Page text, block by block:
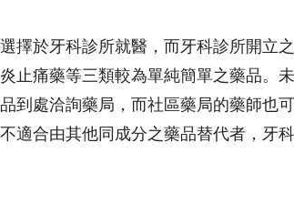
擇於牙科診所就醫，而牙科診所開立
止痛藥等三類較為單純簡單之藥品。
到處洽詢藥局，而社區藥局的藥師也
適合由其他同成分之藥品替代者，牙